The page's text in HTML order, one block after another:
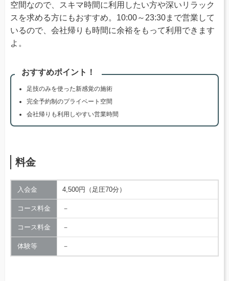
空間なので、スキマ時間に利用したい方や深いリラック
スを求める方にもおすすめ。10:00～23:30まで営業して
いるので、会社帰りも時間に余裕をもって利用できます
よ。
おすすめポイント！
足技のみを使った新感覚の施術
完全予約制のプライベート空間
会社帰りも利用しやすい営業時間
料金
入会金 4,500円（足圧70分）
コース料金 －
コース料金 －
体験等 －